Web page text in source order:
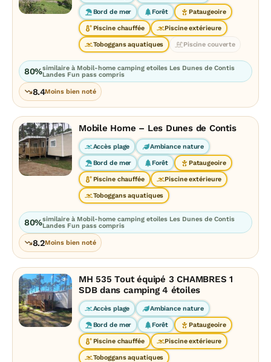
Bord de mer Forêt Pataugeoire
Piscine chauffée Piscine extérieure
Toboggans aquatiques Piscine couverte
80%similaire à Mobil-home camping etoiles Les Dunes de Contis
Landes Fun pass compris
8.4Moins bien noté
Mobile Home – Les Dunes de Contis
Accès plage Ambiance nature
Bord de mer Forêt Pataugeoire
Piscine chauffée Piscine extérieure
Toboggans aquatiques
80%similaire à Mobil-home camping etoiles Les Dunes de Contis
Landes Fun pass compris
8.2Moins bien noté
MH 535 Tout équipé 3 CHAMBRES 1
SDB dans camping 4 étoiles
Accès plage Ambiance nature
Bord de mer Forêt Pataugeoire
Piscine chauffée Piscine extérieure
Toboggans aquatiques